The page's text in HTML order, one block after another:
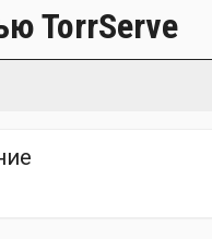
TorrServe